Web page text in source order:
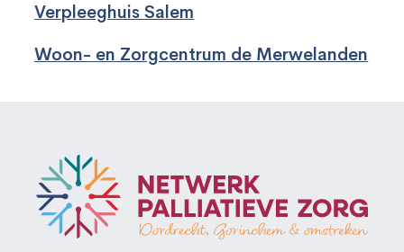
Verpleeghuis Salem
Woon- en Zorgcentrum de Merwelanden